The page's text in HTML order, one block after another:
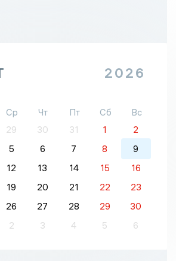
2026
Ср Чт Пт Сб
Вс
29 30 31 1
2
5 6 7 8
9
12 13 14 15
16
19 20 21 22
23
26 27 28 29
30
2 3 4 5 6